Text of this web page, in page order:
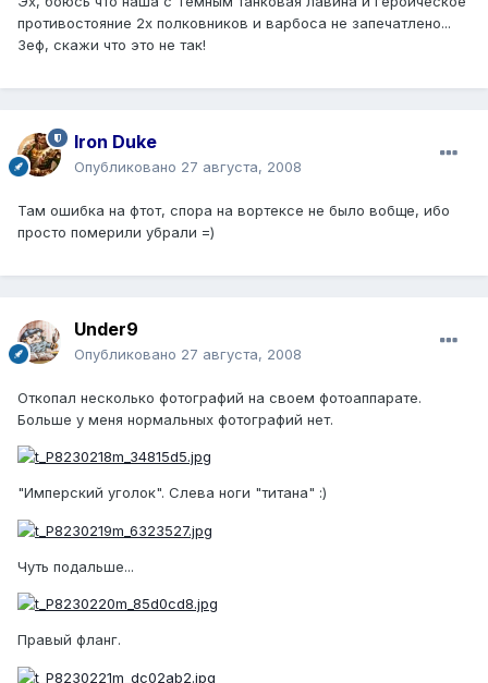
противостояние 2х полковников и варбоса не запечатлено...
Зеф, скажи что это не так!
Iron Duke
Опубликовано 27 августа, 2008
Там ошибка на фтот, спора на вортексе не было вобще, ибо
просто померили убрали =)
Under9
Опубликовано 27 августа, 2008
Откопал несколько фотографий на своем фотоаппарате.
Больше у меня нормальных фотографий нет.
"Имперский уголок". Слева ноги "титана" :)
Чуть подальше...
Правый фланг.